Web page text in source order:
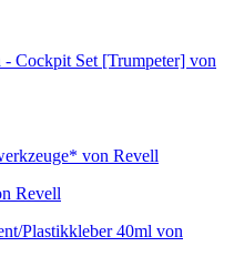
Cockpit Set [Trumpeter] von
von Revell
Revell
Plastikkleber 40ml von